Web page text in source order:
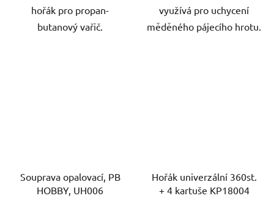
hořák pro propan-
butanový vařič.
využívá pro uchycení
měděného pájecího hrotu.
Souprava opalovací, PB
HOBBY, UH006
Hořák univerzální 360st.
+ 4 kartuše KP18004